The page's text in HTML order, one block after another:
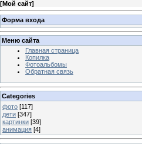
[Мой сайт]
Форма входа
Меню сайта
Главная страница
Копилка
Фотоальбомы
Обратная связь
Categories
фото [117]
дети [347]
картинки [39]
анимация [4]